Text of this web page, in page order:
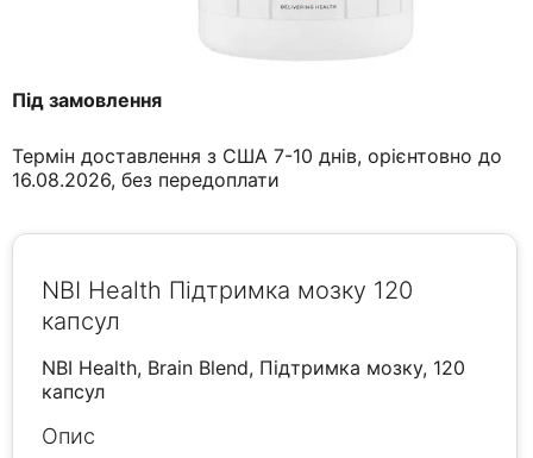
Під замовлення
Термін доставлення з США 7-10 днів, орієнтовно до
16.08.2026, без передоплати
NBI Health Підтримка мозку 120
капсул
NBI Health, Brain Blend, Підтримка мозку, 120
капсул
Опис